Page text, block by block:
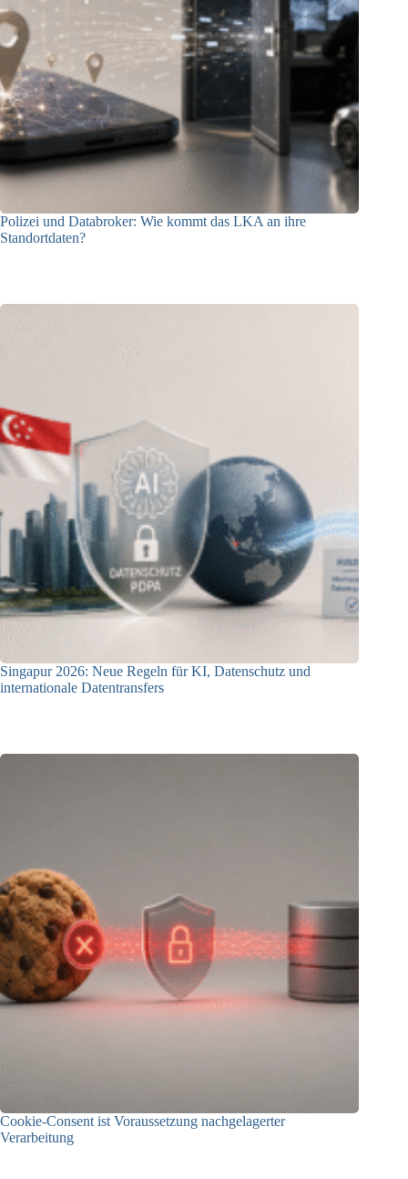
Polizei und Databroker: Wie kommt das LKA an ihre
Standortdaten?
Singapur 2026: Neue Regeln für KI, Datenschutz und
internationale Datentransfers
Cookie-Consent ist Voraussetzung nachgelagerter
Verarbeitung